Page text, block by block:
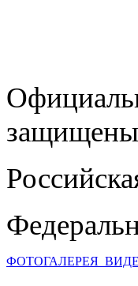
ФОТОГАЛЕРЕЯ